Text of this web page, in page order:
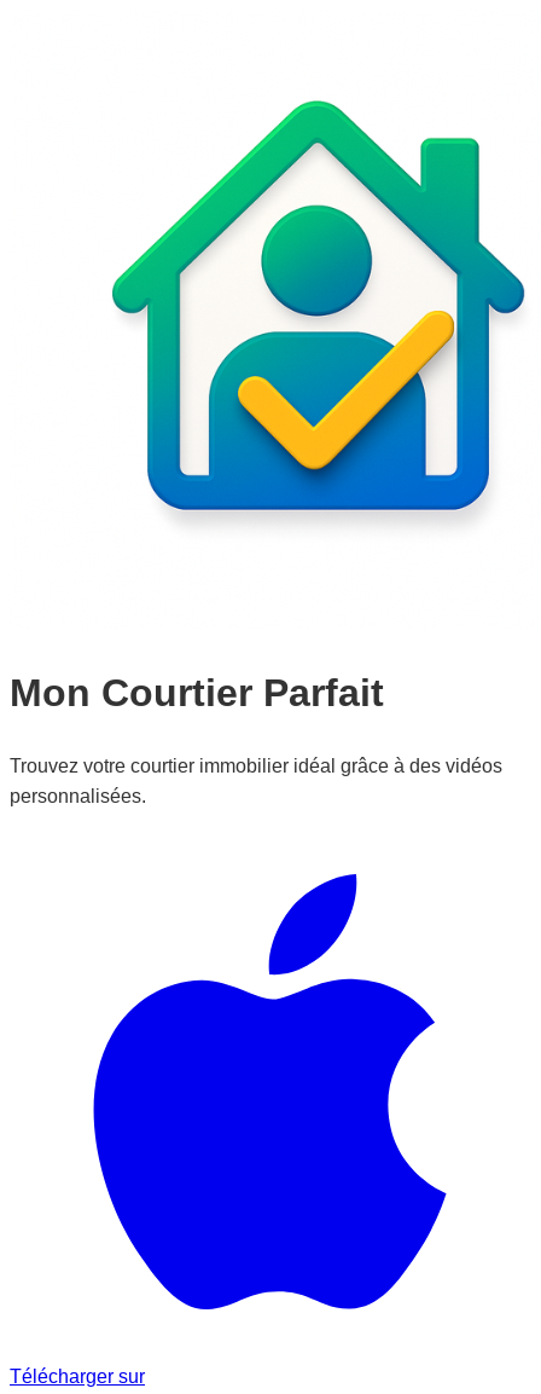
Mon Courtier Parfait
Trouvez votre courtier immobilier idéal grâce à des vidéos
personnalisées.
Télécharger sur